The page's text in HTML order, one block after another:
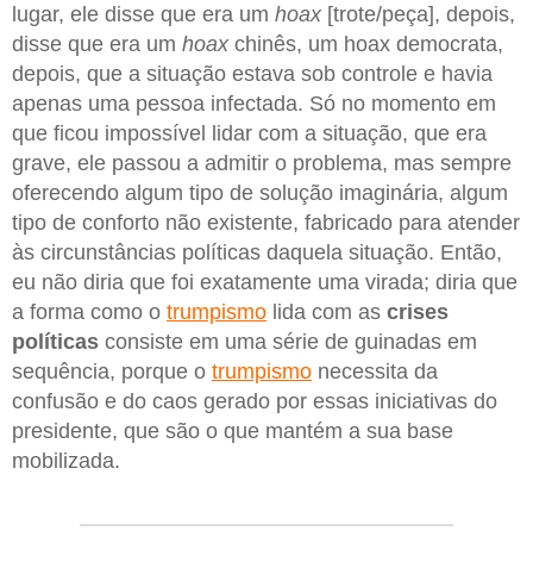
lugar, ele disse que era um hoax[trote/peça], depois,
disse que era um hoaxchinês, um hoax democrata,
depois, que a situação estava sob controle e havia
apenas uma pessoa infectada. Só no momento em
que ficou impossível lidar com a situação, que era
grave, ele passou a admitir o problema, mas sempre
oferecendo algum tipo de solução imaginária, algum
tipo de conforto não existente, fabricado para atender
às circunstâncias políticas daquela situação. Então,
eu não diria que foi exatamente uma virada; diria que
a forma como o trumpismo lida com as crises
políticas consiste em uma série de guinadas em
sequência, porque o trumpismo necessita da
confusão e do caos gerado por essas iniciativas do
presidente, que são o que mantém a sua base
mobilizada.